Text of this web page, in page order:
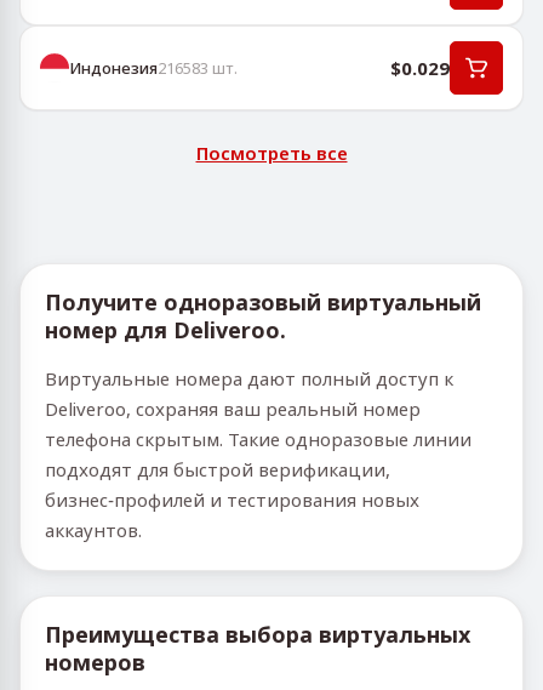
Индонезия216583 шт. $0.029
Посмотреть все
Получите одноразовый виртуальный
номер для Deliveroo.
Виртуальные номера дают полный доступ к
Deliveroo, сохраняя ваш реальный номер
телефона скрытым. Такие одноразовые линии
подходят для быстрой верификации,
бизнес‑профилей и тестирования новых
аккаунтов.
Преимущества выбора виртуальных
номеров